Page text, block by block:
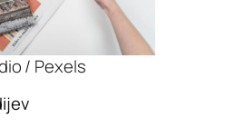
/ Pexels